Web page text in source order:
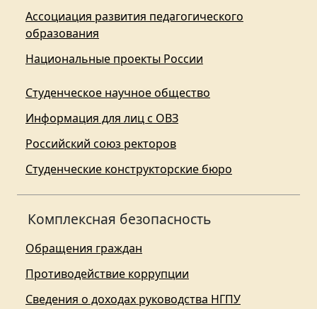
Ассоциация развития педагогического
образования
Национальные проекты России
Студенческое научное общество
Информация для лиц с ОВЗ
Российский союз ректоров
Студенческие конструкторские бюро
Комплексная безопасность
Обращения граждан
Противодействие коррупции
Сведения о доходах руководства НГПУ